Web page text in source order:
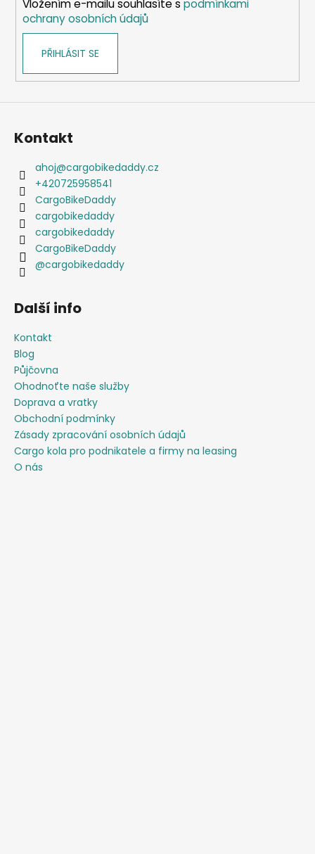
Vložením e-mailu souhlasíte s podmínkami
ochrany osobních údajů
PŘIHLÁSIT SE
Kontakt
ahoj@cargobikedaddy.cz
+420725958541
CargoBikeDaddy
cargobikedaddy
cargobikedaddy
CargoBikeDaddy
@cargobikedaddy
Další info
Kontakt
Blog
Půjčovna
Ohodnoťte naše služby
Doprava a vratky
Obchodní podmínky
Zásady zpracování osobních údajů
Cargo kola pro podnikatele a firmy na leasing
O nás